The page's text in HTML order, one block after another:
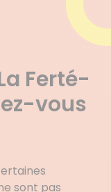
Ferté-
vous
sont pas